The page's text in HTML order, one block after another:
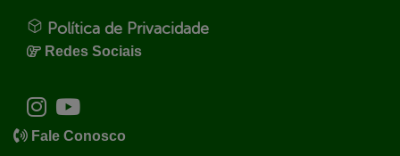
Política de Privacidade
Redes Sociais
Fale Conosco